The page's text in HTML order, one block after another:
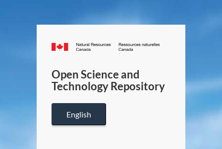
Canada.ca
/
Canada
Open Science and
Technology Repository
English